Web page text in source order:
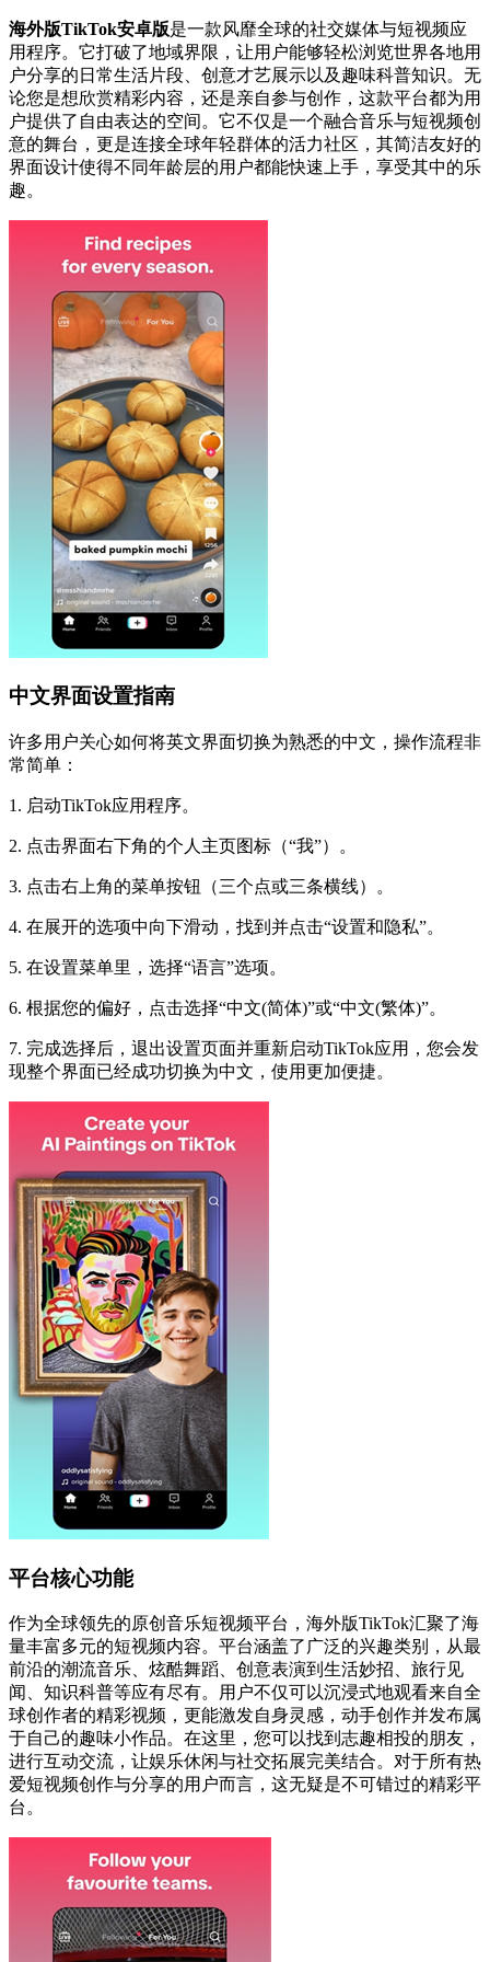
海外版TikTok安卓版是一款风靡全球的社交媒体与短视频应
用程序。它打破了地域界限，让用户能够轻松浏览世界各地用
户分享的日常生活片段、创意才艺展示以及趣味科普知识。无
论您是想欣赏精彩内容，还是亲自参与创作，这款平台都为用
户提供了自由表达的空间。它不仅是一个融合音乐与短视频创
意的舞台，更是连接全球年轻群体的活力社区，其简洁友好的
界面设计使得不同年龄层的用户都能快速上手，享受其中的乐
趣。
中文界面设置指南
许多用户关心如何将英文界面切换为熟悉的中文，操作流程非
常简单：
1. 启动TikTok应用程序。
2. 点击界面右下角的个人主页图标（“我”）。
3. 点击右上角的菜单按钮（三个点或三条横线）。
4. 在展开的选项中向下滑动，找到并点击“设置和隐私”。
5. 在设置菜单里，选择“语言”选项。
6. 根据您的偏好，点击选择“中文(简体)”或“中文(繁体)”。
7. 完成选择后，退出设置页面并重新启动TikTok应用，您会发
现整个界面已经成功切换为中文，使用更加便捷。
平台核心功能
作为全球领先的原创音乐短视频平台，海外版TikTok汇聚了海
量丰富多元的短视频内容。平台涵盖了广泛的兴趣类别，从最
前沿的潮流音乐、炫酷舞蹈、创意表演到生活妙招、旅行见
闻、知识科普等应有尽有。用户不仅可以沉浸式地观看来自全
球创作者的精彩视频，更能激发自身灵感，动手创作并发布属
于自己的趣味小作品。在这里，您可以找到志趣相投的朋友，
进行互动交流，让娱乐休闲与社交拓展完美结合。对于所有热
爱短视频创作与分享的用户而言，这无疑是不可错过的精彩平
台。